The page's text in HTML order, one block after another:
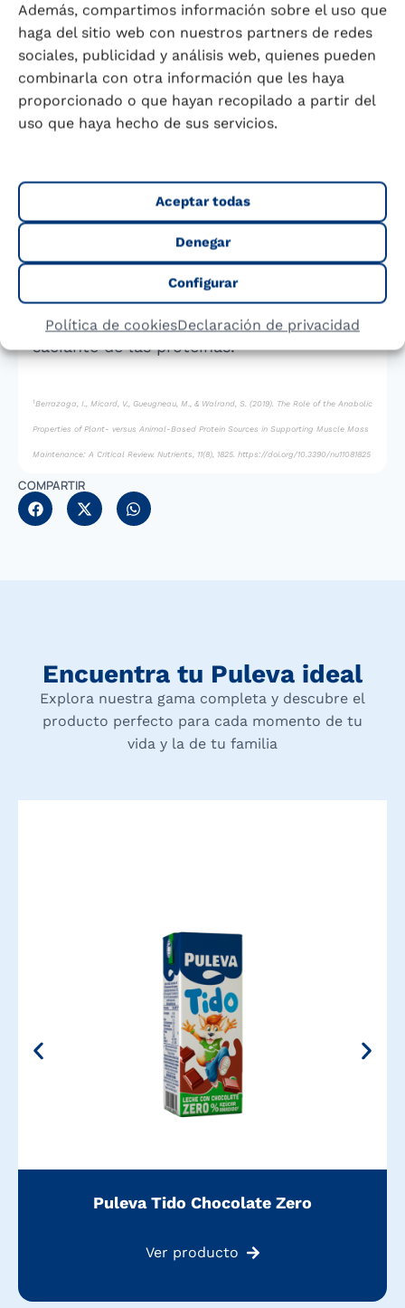
Además, compartimos información sobre el uso que
haga del sitio web con nuestros partners de redes
sociales, publicidad y análisis web, quienes pueden
combinarla con otra información que les haya
proporcionado o que hayan recopilado a partir del
uso que haya hecho de sus servicios.
Aceptar todas
Denegar
Configurar
Política de cookiesDeclaración de privacidad
adecuada proporción de aminoácidos
esenciales (componentes estructurales de
las proteínas).
La leche y otros derivados lácteos poseen
que constituyen un grupo de alimentos
óptimos para obtener el aporte de
proteínas. Además, este aporte debe
producirse en el momento adecuado del
día, no solo por su impacto en la salud
muscular sino por el posible efecto
saciante de las proteínas.
1Berrazaga, I., Micard, V., Gueugneau, M., & Walrand, S. (2019). The Role of the Anabolic
Properties of Plant- versus Animal-Based Protein Sources in Supporting Muscle Mass
Maintenance: A Critical Review. Nutrients, 11(8), 1825. https://doi.org/10.3390/nu11081825
COMPARTIR
Encuentra tu Puleva ideal
Explora nuestra gama completa y descubre el
producto perfecto para cada momento de tu
vida y la de tu familia
Puleva Tido Chocolate Zero
Ver producto